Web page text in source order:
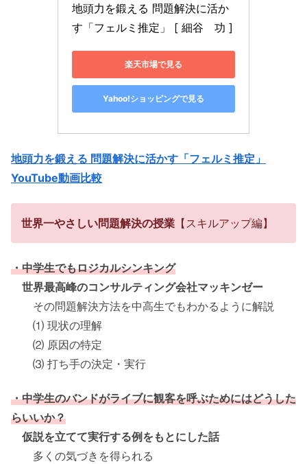
地頭力を鍛える 問題解決に活か
す「フェルミ推定」 [ 細谷　功 ]
楽天市場で見る
Yahoo!ショッピングで見る
地頭力を鍛える 問題解決に活かす「フェルミ推定」
YouTube動画比較
世界一やさしい問題解決の授業 【スキルアップ編】
・中学生でもロジカルシンキング
世界最高峰のコンサルティング会社マッキンゼー
その問題解決方法を中高生でもわかるように解説
⑴ 現状の理解
⑵ 原因の特定
⑶ 打ち手の決定・実行
・中学生のバンドがライブに観客を呼ぶためにはどうした
らいいか？
仮説を立てて実行する例をもとにした話
多くの気づきを得られる